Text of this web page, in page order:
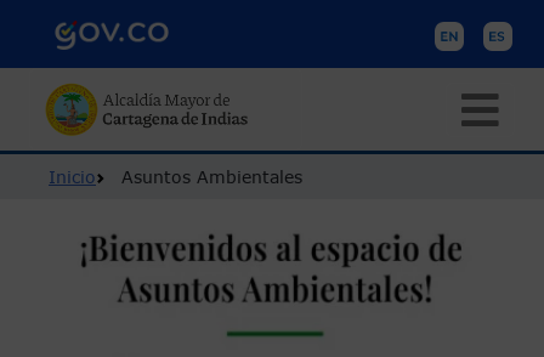
Ruta de navegación
Inicio Asuntos Ambientales